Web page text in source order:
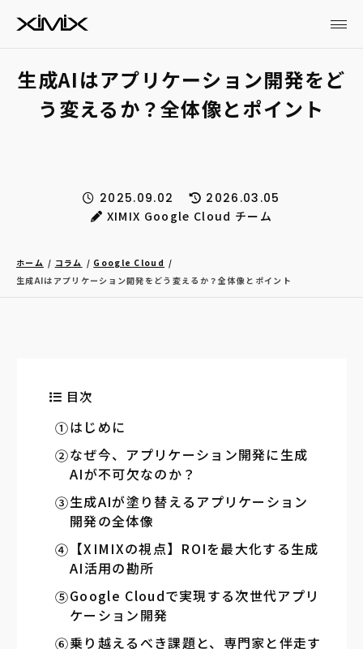
生成AIはアプリケーション開発をど
う変えるか？全体像とポイント
2025.09.02
2026.03.05
XIMIX Google Cloud チーム
ホーム コラム
Google Cloud
生成AIはアプリケーション開発をどう変えるか？全体像とポイント
目次
はじめに
なぜ今、アプリケーション開発に生成
AIが不可欠なのか？
生成AIが塗り替えるアプリケーション
開発の全体像
【XIMIXの視点】ROIを最大化する生成
AI活用の勘所
Google Cloudで実現する次世代アプリ
ケーション開発
乗り越えるべき課題と、専門家と伴走す